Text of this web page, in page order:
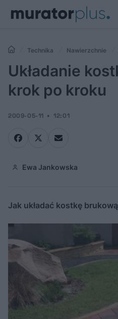
Technika Nawierzchnie
kroku
Układanie
krok po kroku
2009-05-11 12:01
Ewa Jankowska
Jak układać kostkę